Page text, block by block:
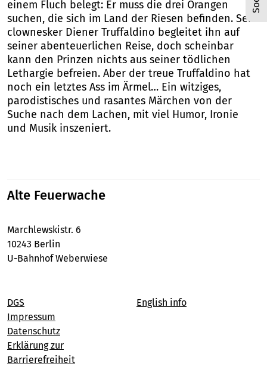
einem Fluch belegt: Er muss die drei Orangen
suchen, die sich im Land der Riesen befinden. Sein
clownesker Diener Truffaldino begleitet ihn auf
seiner abenteuerlichen Reise, doch scheinbar
kann den Prinzen nichts aus seiner tödlichen
Lethargie befreien. Aber der treue Truffaldino hat
noch ein letztes Ass im Ärmel… Ein witziges,
parodistisches und rasantes Märchen von der
Suche nach dem Lachen, mit viel Humor, Ironie
und Musik inszeniert.
Alte Feuerwache
Marchlewskistr. 6
10243 Berlin
U-Bahnhof Weberwiese
DGS
Impressum
Datenschutz
Erklärung zur
Barrierefreiheit
English info